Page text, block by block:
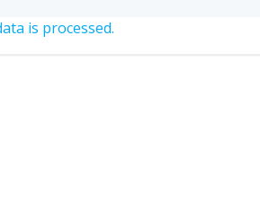
is processed.